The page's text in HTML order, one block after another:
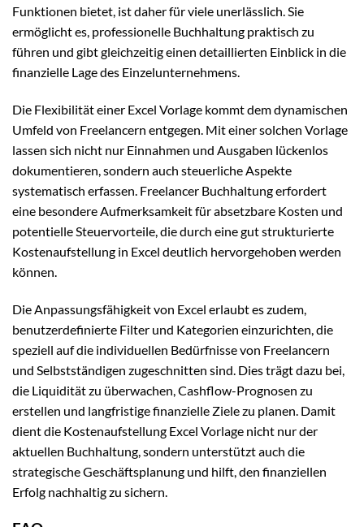
Funktionen bietet, ist daher für viele unerlässlich. Sie
ermöglicht es, professionelle Buchhaltung praktisch zu
führen und gibt gleichzeitig einen detaillierten Einblick in die
finanzielle Lage des Einzelunternehmens.
Die Flexibilität einer Excel Vorlage kommt dem dynamischen
Umfeld von Freelancern entgegen. Mit einer solchen Vorlage
lassen sich nicht nur Einnahmen und Ausgaben lückenlos
dokumentieren, sondern auch steuerliche Aspekte
systematisch erfassen. Freelancer Buchhaltung erfordert
eine besondere Aufmerksamkeit für absetzbare Kosten und
potentielle Steuervorteile, die durch eine gut strukturierte
Kostenaufstellung in Excel deutlich hervorgehoben werden
können.
Die Anpassungsfähigkeit von Excel erlaubt es zudem,
benutzerdefinierte Filter und Kategorien einzurichten, die
speziell auf die individuellen Bedürfnisse von Freelancern
und Selbstständigen zugeschnitten sind. Dies trägt dazu bei,
die Liquidität zu überwachen, Cashflow-Prognosen zu
erstellen und langfristige finanzielle Ziele zu planen. Damit
dient die Kostenaufstellung Excel Vorlage nicht nur der
aktuellen Buchhaltung, sondern unterstützt auch die
strategische Geschäftsplanung und hilft, den finanziellen
Erfolg nachhaltig zu sichern.